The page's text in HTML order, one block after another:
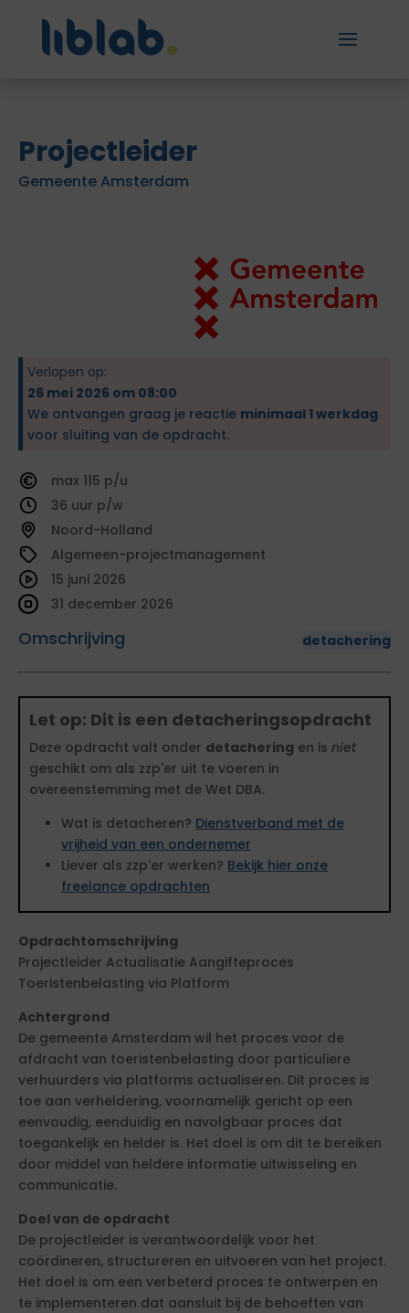
Projectleider
Gemeente Amsterdam
Verlopen op:
26 mei 2026 om 08:00
We ontvangen graag je reactie minimaal 1 werkdag
voor sluiting van de opdracht.
115
36
Noord-Holland
Algemeen-projectmanagement
Omschrijving detachering
15 juni 2026
31 december 2026
Let op: Dit is een detacheringsopdracht
Deze opdracht valt onder detachering en is niet
geschikt om als zzp'er uit te voeren in
overeenstemming met de Wet DBA.
Wat is detacheren? Dienstverband met de
vrijheid van een ondernemer
Liever als zzp'er werken? Bekijk hier onze
freelance opdrachten
Opdrachtomschrijving
Projectleider Actualisatie Aangifteproces
Toeristenbelasting via Platform
Achtergrond
De gemeente Amsterdam wil het proces voor de
afdracht van toeristenbelasting door particuliere
verhuurders via platforms actualiseren. Dit proces is
toe aan verheldering, voornamelijk gericht op een
eenvoudig, eenduidig en navolgbaar proces dat
toegankelijk en helder is. Het doel is om dit te bereiken
door middel van heldere informatie uitwisseling en
communicatie.
Doel van de opdracht
De projectleider is verantwoordelijk voor het
coördineren, structureren en uitvoeren van het project.
Het doel is om een verbeterd proces te ontwerpen en
te implementeren dat aansluit bij de behoeften van